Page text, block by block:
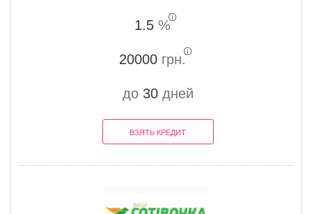
1.5 %
20000 грн.
до 30дней
ВЗЯТЬ КРЕДИТ